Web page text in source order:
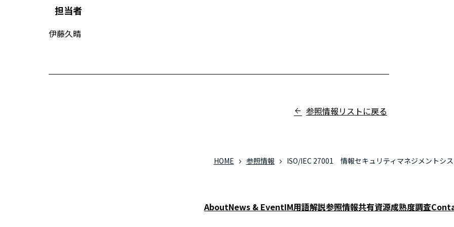
担当者
伊藤久晴
参照情報リストに戻る
HOME 参照情報 ISO/IEC 27001 情報セキュリティマネジメントシ
AboutNews & EventIM用語解説参照情報共有資源成熟度調査